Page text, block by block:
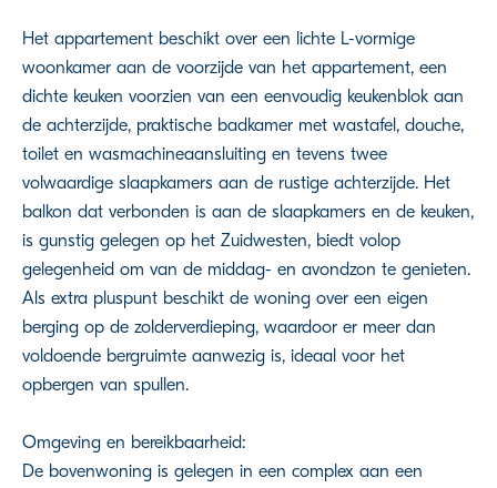
Het appartement beschikt over een lichte L-vormige
woonkamer aan de voorzijde van het appartement, een
dichte keuken voorzien van een eenvoudig keukenblok aan
de achterzijde, praktische badkamer met wastafel, douche,
toilet en wasmachineaansluiting en tevens twee
volwaardige slaapkamers aan de rustige achterzijde. Het
balkon dat verbonden is aan de slaapkamers en de keuken,
is gunstig gelegen op het Zuidwesten, biedt volop
gelegenheid om van de middag- en avondzon te genieten.
Als extra pluspunt beschikt de woning over een eigen
berging op de zolderverdieping, waardoor er meer dan
voldoende bergruimte aanwezig is, ideaal voor het
opbergen van spullen.
Omgeving en bereikbaarheid:
De bovenwoning is gelegen in een complex aan een